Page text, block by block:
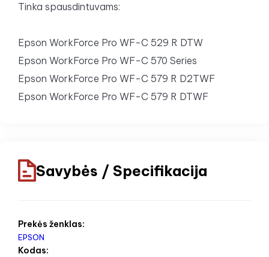
Tinka spausdintuvams:
Epson WorkForce Pro WF-C 529 R DTW
Epson WorkForce Pro WF-C 570 Series
Epson WorkForce Pro WF-C 579 R D2TWF
Epson WorkForce Pro WF-C 579 R DTWF
Savybės / Specifikacija
Prekės ženklas:
EPSON
Kodas: